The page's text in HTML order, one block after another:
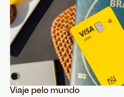
Viaje pelo mundo